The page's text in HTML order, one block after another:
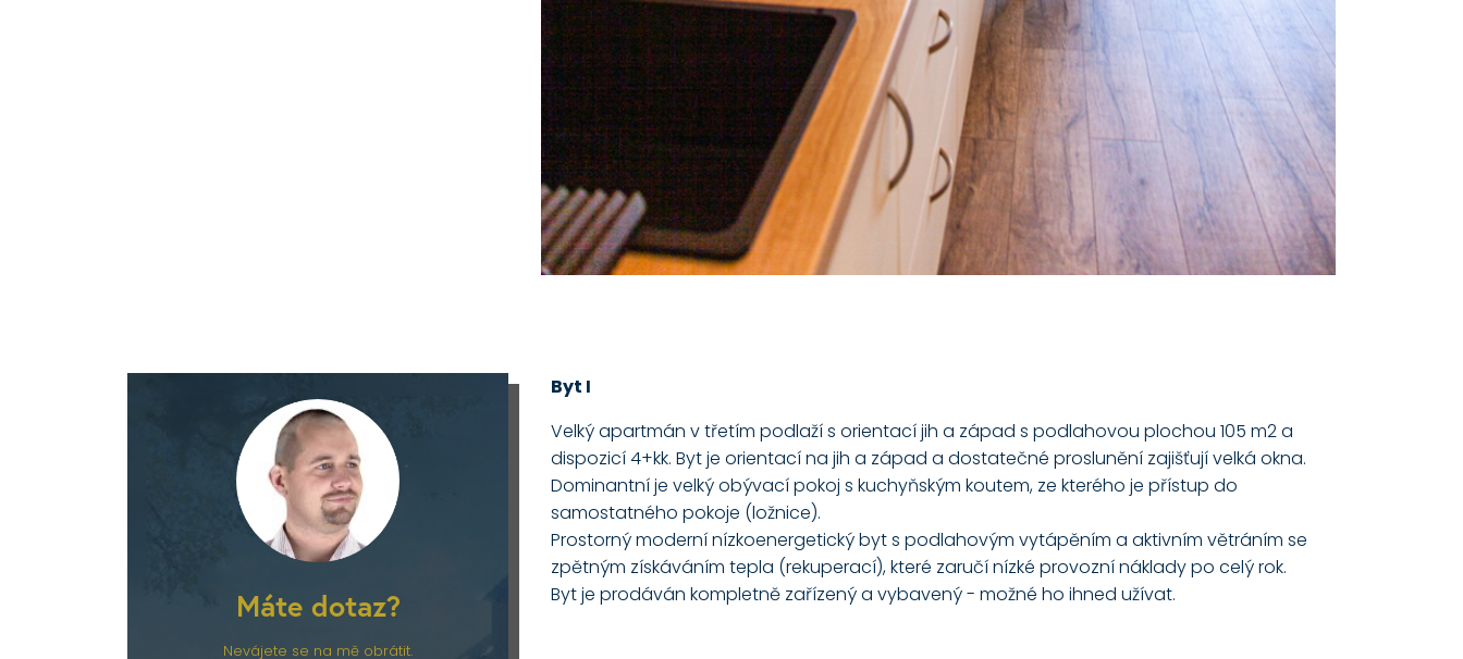
Máte dotaz?
Nevájete se na mě obrátit.
Byt I
Velký apartmán v třetím podlaží s orientací jih a západ s podlahovou plochou 105 m2 a
dispozicí 4+kk. Byt je orientací na jih a západ a dostatečné proslunění zajišťují velká okna.
Dominantní je velký obývací pokoj s kuchyňským koutem, ze kterého je přístup do
samostatného pokoje (ložnice).
Prostorný moderní nízkoenergetický byt s podlahovým vytápěním a aktivním větráním se
zpětným získáváním tepla (rekuperací), které zaručí nízké provozní náklady po celý rok.
Byt je prodáván kompletně zařízený a vybavený - možné ho ihned užívat.